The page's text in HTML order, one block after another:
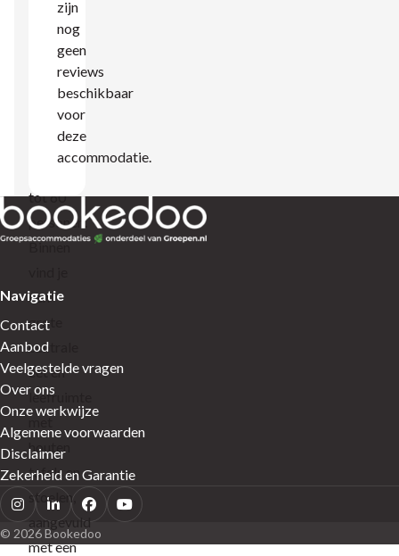
ingericht
geschikt
groepen
tot 60
personen.
Binnen
een
grote
centrale
eet en
leefruimte
met
houten
tafels en
stoelen,
aangevuld
met een
zijn
nog
geen
reviews
beschikbaar
voor
deze
accommodatie.
Navigatie
Contact
Aanbod
Veelgestelde vragen
Over ons
Onze werkwijze
Algemene voorwaarden
Disclaimer
Zekerheid en Garantie
© 2026 Bookedoo